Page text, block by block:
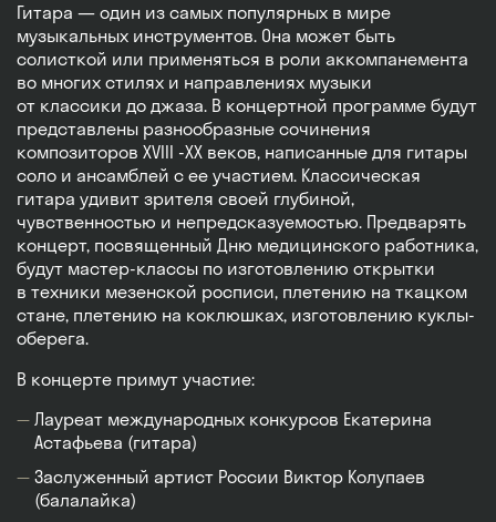
Гитара — один из самых популярных в мире
музыкальных инструментов. Она может быть
солисткой или применяться в роли аккомпанемента
во многих стилях и направлениях музыки
от классики до джаза. В концертной программе будут
представлены разнообразные сочинения
композиторов XVIII -XX веков, написанные для гитары
соло и ансамблей с ее участием. Классическая
гитара удивит зрителя своей глубиной,
чувственностью и непредсказуемостью. Предварять
концерт, посвященный Дню медицинского работника,
будут мастер-классы по изготовлению открытки
в техники мезенской росписи, плетению на ткацком
стане, плетению на коклюшках, изготовлению куклы-
оберега.
В концерте примут участие:
Лауреат международных конкурсов Екатерина
Астафьева (гитара)
Заслуженный артист России Виктор Колупаев
(балалайка)